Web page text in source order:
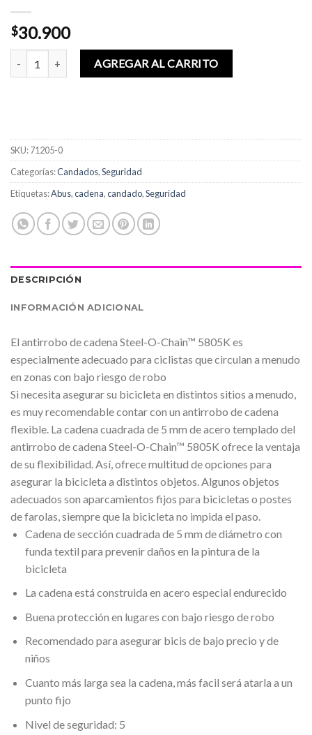
$30.900
CANDADO CATENA Steel-O-Chain™ 5805K/75 negro cantidad
AGREGAR AL CARRITO
SKU:71205-0
Categorías:Candados,Seguridad
Etiquetas:Abus,cadena,candado,Seguridad
DESCRIPCIÓN
INFORMACIÓN ADICIONAL
El antirrobo de cadena Steel-O-Chain™ 5805K es
especialmente adecuado para ciclistas que circulan a menudo
en zonas con bajo riesgo de robo
Si necesita asegurar su bicicleta en distintos sitios a menudo,
es muy recomendable contar con un antirrobo de cadena
flexible. La cadena cuadrada de 5 mm de acero templado del
antirrobo de cadena Steel-O-Chain™ 5805K ofrece la ventaja
de su flexibilidad. Así, ofrece multitud de opciones para
asegurar la bicicleta a distintos objetos. Algunos objetos
adecuados son aparcamientos fijos para bicicletas o postes
de farolas, siempre que la bicicleta no impida el paso.
Cadena de sección cuadrada de 5 mm de diámetro con
funda textil para prevenir daños en la pintura de la
bicicleta
La cadena está construida en acero especial endurecido
Buena protección en lugares con bajo riesgo de robo
Recomendado para asegurar bicis de bajo precio y de
niños
Cuanto más larga sea la cadena, más facil será atarla a un
punto fijo
Nivel de seguridad: 5